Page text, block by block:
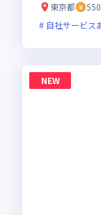
イブリッド
東京都
自社サービス
NEW